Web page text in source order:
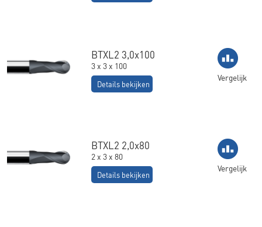
BTXL2 3,0x100
3 x 3 x 100
Details bekijken
Vergelijk
BTXL2 2,0x80
2 x 3 x 80
Details bekijken
Vergelijk